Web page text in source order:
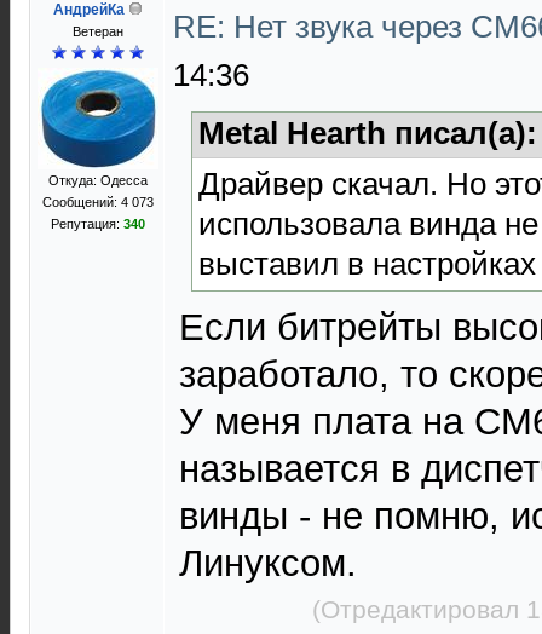
АндрейКа
Ветеран
Откуда: Одесса
Сообщений: 4 073
Репутация: 340
RE: Нет звука через
14:36
Metal Hearth
Драйвер скачал. Но
использовала винда
выставил в
Если битрейты
заработало, то
У меня плата на
называется в
винды - не помню,
Линуксом.
(Отредактировал